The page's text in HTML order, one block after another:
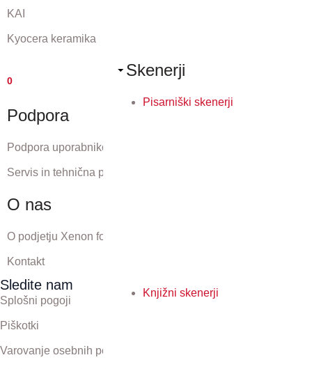
Skenerji
Pisarniški skenerji
Knjižni skenerji
KAI
Kyocera keramika
0
Podpora
Podpora uporabnikom
Servis in tehnična podpora
O nas
O podjetju Xenon forte
Kontakt
Sledite nam
Splošni pogoji
Piškotki
Varovanje osebnih podatkov